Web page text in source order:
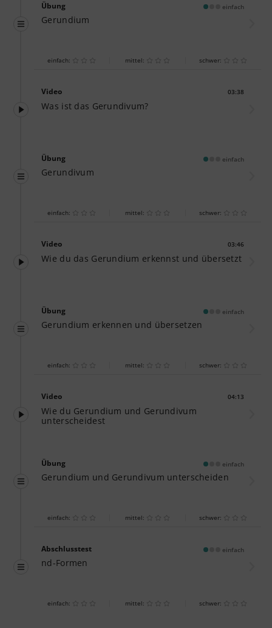
Übung einfach
Gerundium
einfach: mittel: schwer:
Video 03:38
Was ist das Gerundivum?
Übung einfach
Gerundivum
einfach: mittel: schwer:
Video 03:46
Wie du das Gerundium erkennst und übersetzt
Übung einfach
Gerundium erkennen und übersetzen
einfach: mittel: schwer:
Video 04:13
Wie du Gerundium und Gerundivum
unterscheidest
Übung einfach
Gerundium und Gerundivum unterscheiden
einfach: mittel: schwer:
Abschlusstest einfach
nd-Formen
einfach: mittel: schwer: